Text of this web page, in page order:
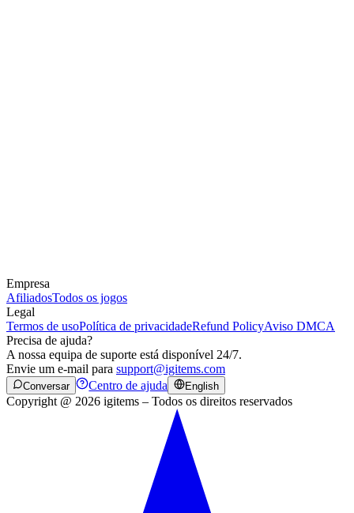
Empresa
AfiliadosTodos os jogos
Legal
Termos de usoPolítica de privacidadeRefund PolicyAviso DMCA
Precisa de ajuda?
A nossa equipa de suporte está disponível 24/7.
Envie um e-mail para support@igitems.com
Conversar Centro de ajuda English
Copyright @ 2026 igitems – Todos os direitos reservados